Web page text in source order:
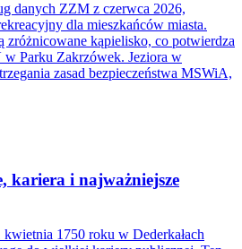
danych ZZM z czerwca 2026,
dla mieszkańców miasta.
zróżnicowane kąpielisko, co potwierdza
Parku Zakrzówek. Jeziora w
zasad bezpieczeństwa MSWiA,
kariera i najważniejsze
kwietnia 1750 roku w Dederkałach